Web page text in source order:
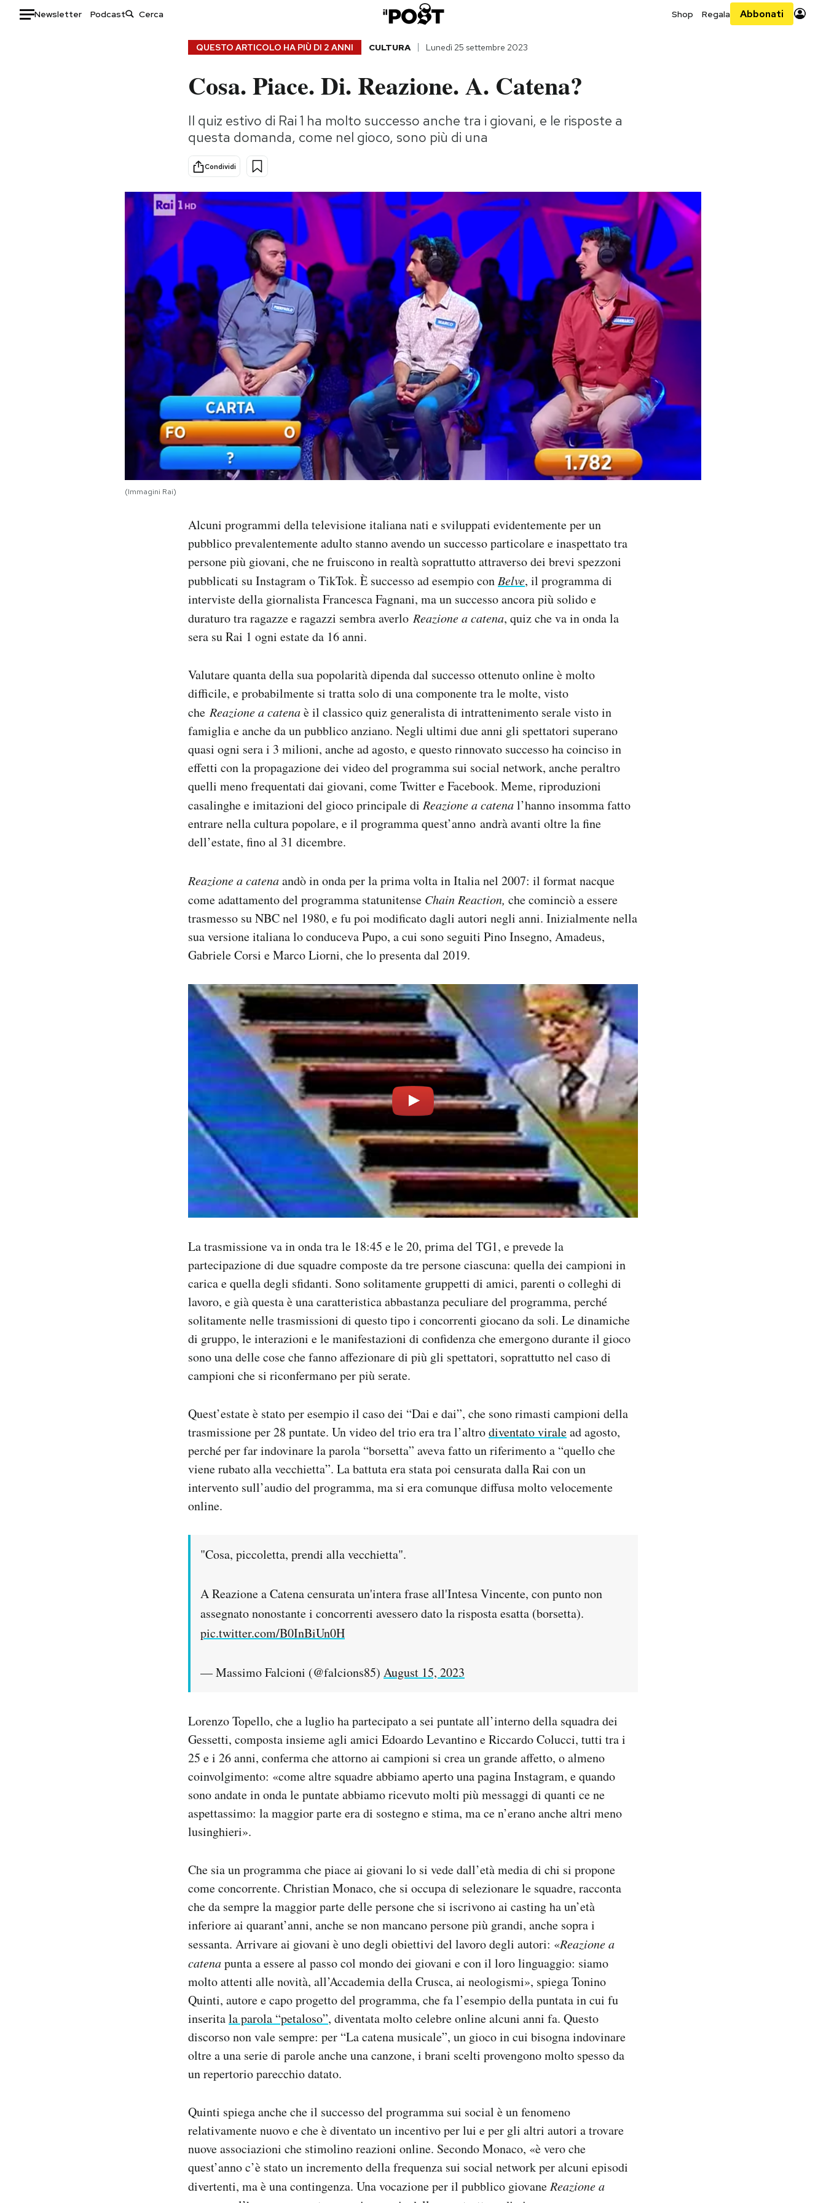
Newsletter Podcast Shop Regala Abbonati
Consumismi
Storie/Idee
Ok Boomer!
Media
Europa
Altrecose
Mondiali calcio 2026
QUESTO ARTICOLO HA PIÙ DI 2 ANNI CULTURA Lunedì 25 settembre 2023
Cosa. Piace. Di. Reazione. A. Catena?
Il quiz estivo di Rai 1 ha molto successo anche tra i giovani, e le risposte a
questa domanda, come nel gioco, sono più di una
Condividi
(Immagini Rai)
Alcuni programmi della televisione italiana nati e sviluppati evidentemente per un
pubblico prevalentemente adulto stanno avendo un successo particolare e inaspettato tra
persone più giovani, che ne fruiscono in realtà soprattutto attraverso dei brevi spezzoni
pubblicati su Instagram o TikTok. È successo ad esempio conBelve, il programma di
interviste della giornalista Francesca Fagnani, ma un successo ancora più solido e
duraturo tra ragazze e ragazzi sembra averlo Reazione a catena, quiz che va in onda la
sera su Rai 1 ogni estate da 16 anni.
Valutare quanta della sua popolarità dipenda dal successo ottenuto online è molto
difficile, e probabilmente si tratta solo di una componente tra le molte, visto
che Reazione a catenaè il classico quiz generalista di intrattenimento serale visto in
famiglia e anche da un pubblico anziano. Negli ultimi due anni gli spettatori superano
quasi ogni sera i 3 milioni, anche ad agosto, e questo rinnovato successo ha coinciso in
effetti con la propagazione dei video del programma sui social network, anche peraltro
quelli meno frequentati dai giovani, come Twitter e Facebook. Meme, riproduzioni
casalinghe e imitazioni del gioco principale di Reazione a catenal’hanno insomma fatto
entrare nella cultura popolare, e il programma quest’anno andrà avanti oltre la fine
dell’estate, fino al 31 dicembre.
Reazione a catenaandò in onda per la prima volta in Italia nel 2007: il format nacque
come adattamento del programma statunitense Chain Reaction, che cominciò a essere
trasmesso su NBC nel 1980, e fu poi modificato dagli autori negli anni. Inizialmente nella
sua versione italiana lo conduceva Pupo, a cui sono seguiti Pino Insegno, Amadeus,
Gabriele Corsi e Marco Liorni, che lo presenta dal 2019.
La trasmissione va in onda tra le 18:45 e le 20, prima del TG1, e prevede la
partecipazione di due squadre composte da tre persone ciascuna: quella dei campioni in
carica e quella degli sfidanti. Sono solitamente gruppetti di amici, parenti o colleghi di
lavoro, e già questa è una caratteristica abbastanza peculiare del programma, perché
solitamente nelle trasmissioni di questo tipo i concorrenti giocano da soli. Le dinamiche
di gruppo, le interazioni e le manifestazioni di confidenza che emergono durante il gioco
sono una delle cose che fanno affezionare di più gli spettatori, soprattutto nel caso di
campioni che si riconfermano per più serate.
Quest’estate è stato per esempio il caso dei “Dai e dai”, che sono rimasti campioni della
trasmissione per 28 puntate. Un video del trio era tra l’altrodiventato viralead agosto,
perché per far indovinare la parola “borsetta” aveva fatto un riferimento a “quello che
viene rubato alla vecchietta”. La battuta era stata poi censurata dalla Rai con un
intervento sull’audio del programma, ma si era comunque diffusa molto velocemente
online.
"Cosa, piccoletta, prendi alla vecchietta".
A Reazione a Catena censurata un'intera frase all'Intesa Vincente, con punto non
assegnato nonostante i concorrenti avessero dato la risposta esatta (borsetta).
pic.twitter.com/B0InBiUn0H
— Massimo Falcioni (@falcions85) August 15, 2023
Lorenzo Topello, che a luglio ha partecipato a sei puntate all’interno della squadra dei
Gessetti, composta insieme agli amici Edoardo Levantino e Riccardo Colucci, tutti tra i
25 e i 26 anni, conferma che attorno ai campioni si crea un grande affetto, o almeno
coinvolgimento: «come altre squadre abbiamo aperto una pagina Instagram, e quando
sono andate in onda le puntate abbiamo ricevuto molti più messaggi di quanti ce ne
aspettassimo: la maggior parte era di sostegno e stima, ma ce n’erano anche altri meno
lusinghieri».
Che sia un programma che piace ai giovani lo si vede dall’età media di chi si propone
come concorrente. Christian Monaco, che si occupa di selezionare le squadre, racconta
che da sempre la maggior parte delle persone che si iscrivono ai casting ha un’età
inferiore ai quarant’anni, anche se non mancano persone più grandi, anche sopra i
sessanta. Arrivare ai giovani è uno degli obiettivi del lavoro degli autori: «Reazione a
catenapunta a essere al passo col mondo dei giovani e con il loro linguaggio: siamo
molto attenti alle novità, all’Accademia della Crusca, ai neologismi», spiega Tonino
Quinti, autore e capo progetto del programma, che fa l’esempio della puntata in cui fu
inseritala parola “petaloso”, diventata molto celebre online alcuni anni fa. Questo
discorso non vale sempre: per “La catena musicale”, un gioco in cui bisogna indovinare
oltre a una serie di parole anche una canzone, i brani scelti provengono molto spesso da
un repertorio parecchio datato.
Quinti spiega anche che il successo del programma sui social è un fenomeno
relativamente nuovo e che è diventato un incentivo per lui e per gli altri autori a trovare
nuove associazioni che stimolino reazioni online. Secondo Monaco, «è vero che
quest’anno c’è stato un incremento della frequenza sui social network per alcuni episodi
divertenti, ma è una contingenza. Una vocazione per il pubblico giovaneReazione a